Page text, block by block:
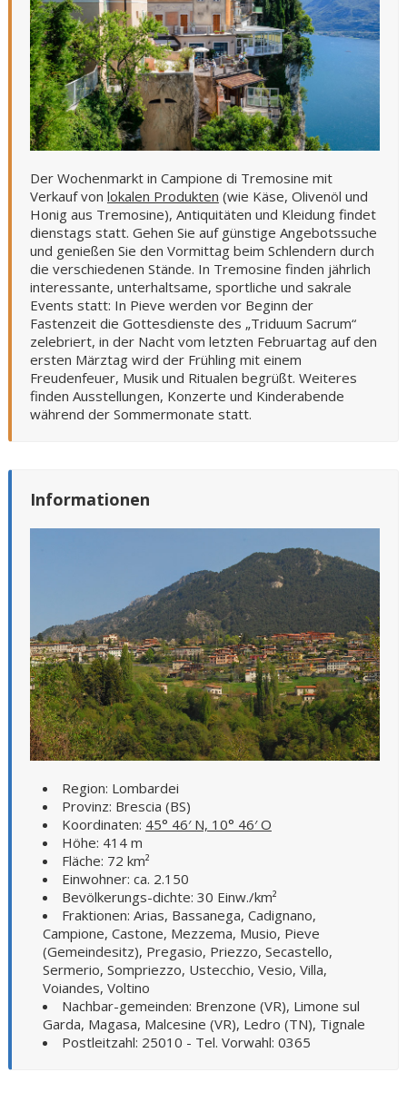
Der Wochenmarkt in Campione di Tremosine mit
Verkauf von lokalen Produkten (wie Käse, Olivenöl und
Honig aus Tremosine), Antiquitäten und Kleidung findet
dienstags statt. Gehen Sie auf günstige Angebotssuche
und genießen Sie den Vormittag beim Schlendern durch
die verschiedenen Stände. In Tremosine finden jährlich
interessante, unterhaltsame, sportliche und sakrale
Events statt: In Pieve werden vor Beginn der
Fastenzeit die Gottesdienste des „Triduum Sacrum“
zelebriert, in der Nacht vom letzten Februartag auf den
ersten Märztag wird der Frühling mit einem
Freudenfeuer, Musik und Ritualen begrüßt. Weiteres
finden Ausstellungen, Konzerte und Kinderabende
während der Sommermonate statt.
Informationen
Region: Lombardei
Provinz: Brescia (BS)
Koordinaten: 45° 46′ N, 10° 46′ O
Höhe: 414 m
Fläche: 72 km²
Einwohner: ca. 2.150
Bevölkerungs-dichte: 30 Einw./km²
Fraktionen: Arias, Bassanega, Cadignano,
Campione, Castone, Mezzema, Musio, Pieve
(Gemeindesitz), Pregasio, Priezzo, Secastello,
Sermerio, Sompriezzo, Ustecchio, Vesio, Villa,
Voiandes, Voltino
Nachbar-gemeinden: Brenzone (VR), Limone sul
Garda, Magasa, Malcesine (VR), Ledro (TN), Tignale
Postleitzahl: 25010 - Tel. Vorwahl: 0365